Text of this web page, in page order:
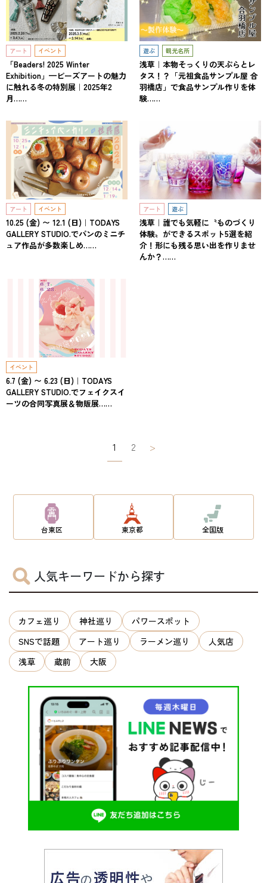
アート イベント
「Beaders! 2025 Winter
Exhibition」—ビーズアートの魅力
に触れる冬の特別展｜2025年2
月……
遊ぶ 観光名所
浅草｜本物そっくりの天ぷらとレ
タス！？「元祖食品サンプル屋 合
羽橋店」で食品サンプル作りを体
験……
アート イベント
10.25 (金) 〜 12.1 (日)｜TODAYS
GALLERY STUDIO.でパンのミニチ
ュア作品が多数楽しめ……
アート 遊ぶ
浅草｜誰でも気軽に〝ものづくり
体験〟ができるスポット5選を紹
介！形にも残る思い出を作りませ
んか？……
イベント
6.7 (金) 〜 6.23 (日)｜TODAYS
GALLERY STUDIO.でフェイクスイ
ーツの合同写真展＆物販展……
稿
ビ
ゲ
シ
ョ
ン
1 2 >
台東区 東京都 全国版
人気キーワードから探す
カフェ巡り 神社巡り
パワースポット
SNSで話題
アート巡り ラーメン巡り
人気店
浅草
蔵前 大阪